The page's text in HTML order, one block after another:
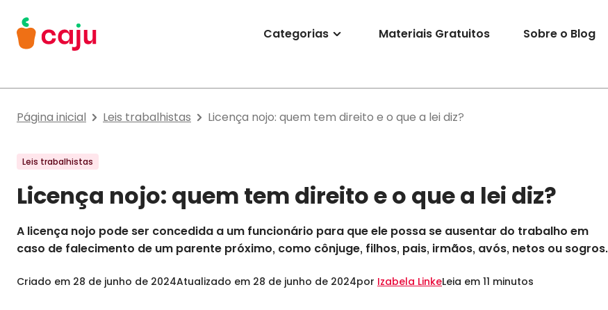
Menu Principal
Categorias Materiais Gratuitos Sobre o Blog
Página inicial Leis trabalhistas Licença nojo: quem tem direito e o que a lei diz?
Leis trabalhistas
Licença nojo: quem tem direito e o que a lei diz?
A licença nojo pode ser concedida a um funcionário para que ele possa se ausentar do trabalho em
caso de falecimento de um parente próximo, como cônjuge, filhos, pais, irmãos, avós, netos ou sogros.
Criado em 28 de junho de 2024Atualizado em 28 de junho de 2024por Izabela LinkeLeia em 11 minutos